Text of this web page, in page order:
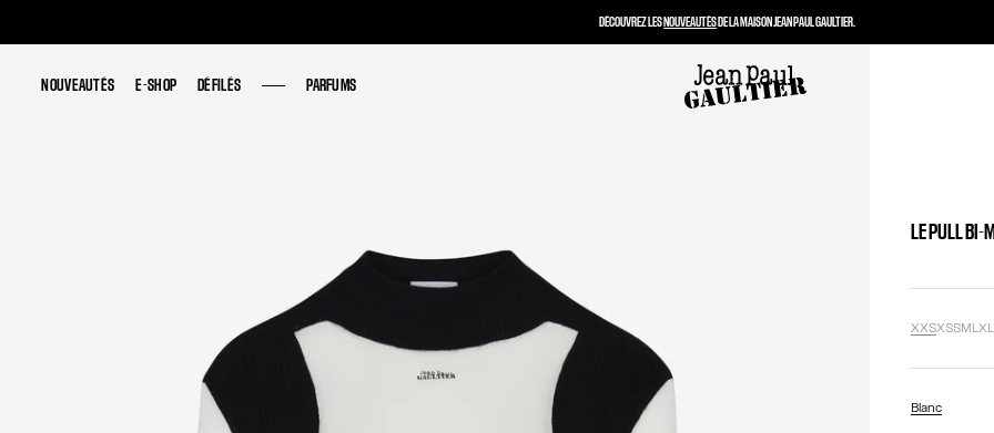
NOUVEAUTÉS E-SHOP DÉFILÉS PARFUMS
NOUVEAUTÉS E-SHOP DÉFILÉS PARFUMS
LE PULL BI-
XXSXSSMLXL
Blanc
DÉCOUVREZ LESNOUVEAUTÉSDE LA MAISON JEAN PAUL GAULTIER.